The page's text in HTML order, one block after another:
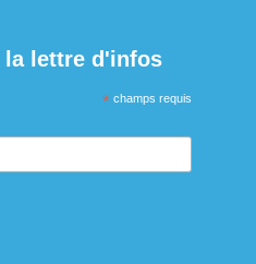
la lettre d'infos
* champs requis